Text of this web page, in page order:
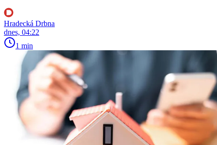
Hradecká Drbna
dnes, 04:22
1 min